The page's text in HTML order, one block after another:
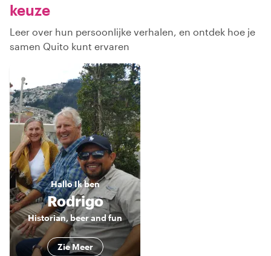
keuze
Leer over hun persoonlijke verhalen, en ontdek hoe je
samen Quito kunt ervaren
HalloIk ben
Rodrigo
Historian, beer and fun
Zie Meer